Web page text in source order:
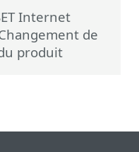
Internet
de
produit